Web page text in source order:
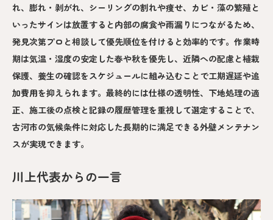
れ、膨れ・剥がれ、シーリングの割れや痩せ、カビ・藻の繁殖と
いったサインは放置すると内部の腐食や雨漏りにつながるため、
発見次第プロと相談して優先順位を付けると効率的です。作業時
期は気温・湿度の安定した春や秋を優先し、近隣への配慮と植栽
保護、養生の確認をスケジュールに組み込むことで工期遅延や追
加費用を抑えられます。最終的には仕様の透明性、下地処理の適
正、施工後の点検と記録の履歴管理を重視して選定することで、
古河市の気候条件に対応した長期的に満足できる外壁メンテナン
スが実現できます。
川上代表からの一言